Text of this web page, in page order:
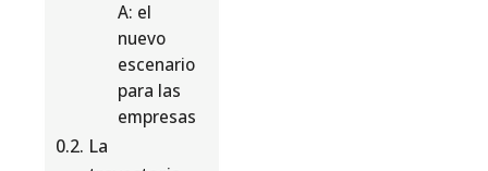
A: el
nuevo
escenario
para las
empresas
La